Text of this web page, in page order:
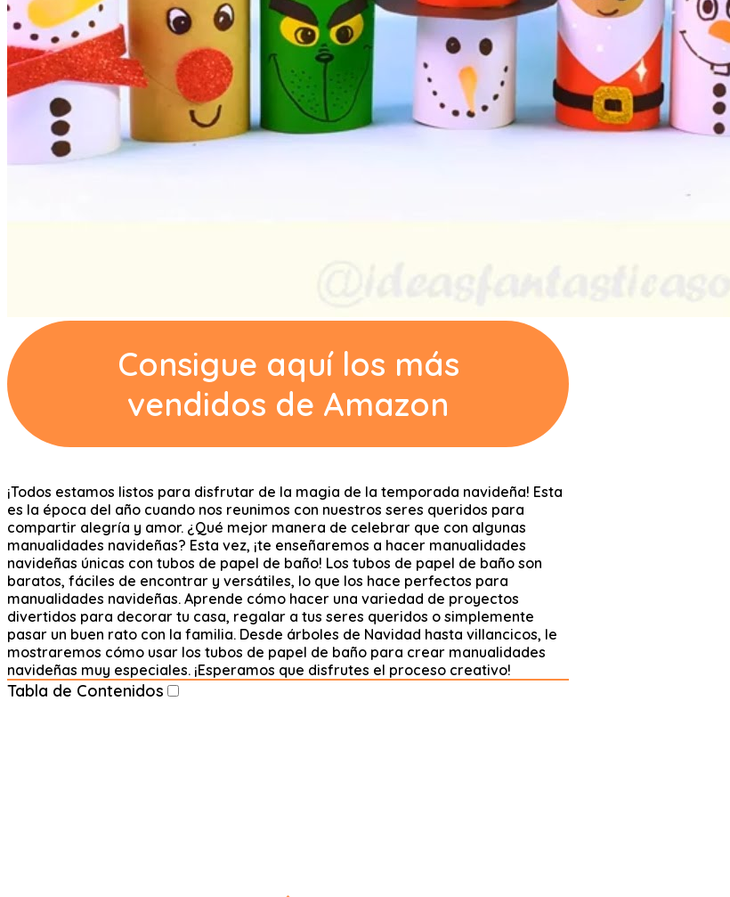
Consigue aquí los más
vendidos de Amazon
¡Todos estamos listos para disfrutar de la magia de la temporada navideña! Esta
es la época del año cuando nos reunimos con nuestros seres queridos para
compartir alegría y amor. ¿Qué mejor manera de celebrar que con algunas
manualidades navideñas? Esta vez, ¡te enseñaremos a hacer manualidades
navideñas únicas con tubos de papel de baño! Los tubos de papel de baño son
baratos, fáciles de encontrar y versátiles, lo que los hace perfectos para
manualidades navideñas. Aprende cómo hacer una variedad de proyectos
divertidos para decorar tu casa, regalar a tus seres queridos o simplemente
pasar un buen rato con la familia. Desde árboles de Navidad hasta villancicos, le
mostraremos cómo usar los tubos de papel de baño para crear manualidades
navideñas muy especiales. ¡Esperamos que disfrutes el proceso creativo!
Tabla de Contenidos